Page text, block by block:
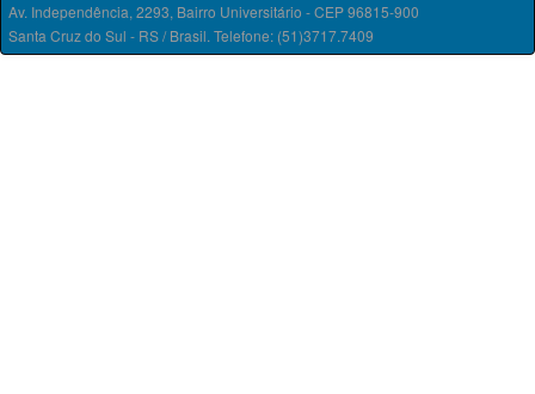
Av. Independência, 2293, Bairro Universitário - CEP 96815-900
Santa Cruz do Sul - RS / Brasil. Telefone: (51)3717.7409